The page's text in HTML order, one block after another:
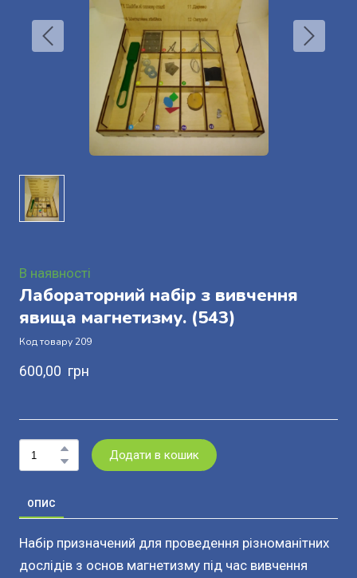
В наявності
Лабораторний набір з вивчення
явища магнетизму. (543)
Код товару 209
600,00  грн
Додати в кошик
ОПИС
Набір призначений для проведення різноманітних
дослідів з основ магнетизму під час вивчення